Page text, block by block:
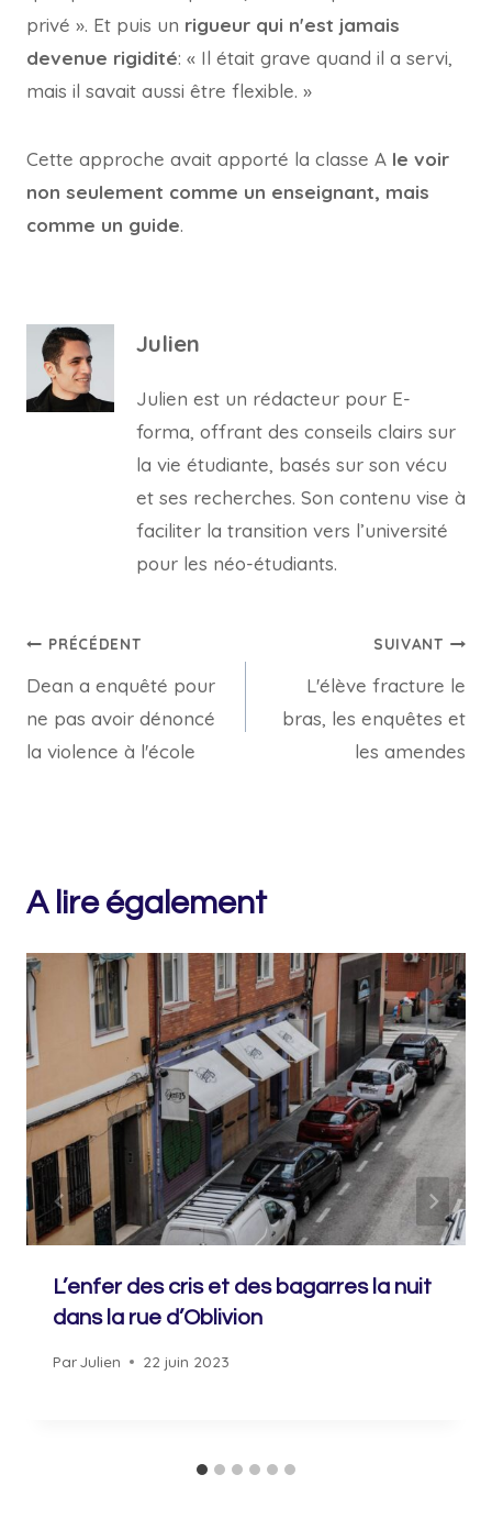
privé ». Et puis un rigueur qui n'est jamais
devenue rigidité: « Il était grave quand il a servi,
mais il savait aussi être flexible. »
Cette approche avait apporté la classe A le voir
non seulement comme un enseignant, mais
comme un guide.
Julien
Julien est un rédacteur pour E-
forma, offrant des conseils clairs sur
la vie étudiante, basés sur son vécu
et ses recherches. Son contenu vise à
faciliter la transition vers l’université
pour les néo-étudiants.
Navigation
de
l’article
PRÉCÉDENT
Dean a enquêté pour
ne pas avoir dénoncé
la violence à l'école
SUIVANT
L'élève fracture le
bras, les enquêtes et
les amendes
A lire également
L’enfer des cris et des bagarres la nuit
dans la rue d’Oblivion
ParJulien 22 juin 2023